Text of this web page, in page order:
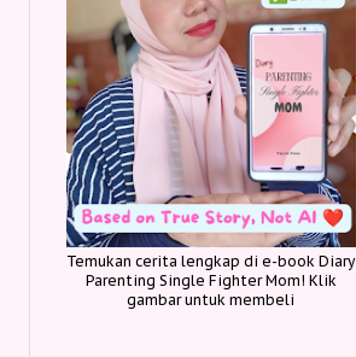
Temukan cerita lengkap di e-book Diary
Parenting Single Fighter Mom! Klik
gambar untuk membeli